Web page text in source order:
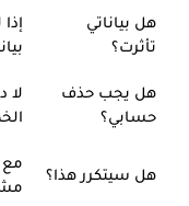
هل بياناتي
تأثرت؟
هل يجب حذف
حسابي؟
لا
هل سيتكرر هذا؟
مع